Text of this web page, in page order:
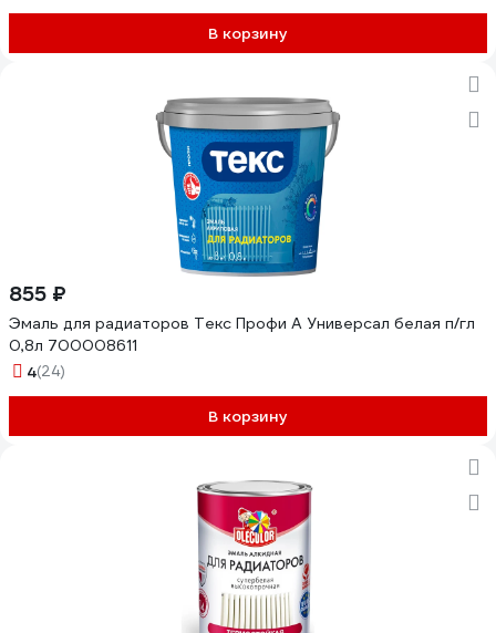
В корзину
855 ₽
Эмаль для радиаторов Текс Профи А Универсал белая п/гл
0,8л 700008611
4(24)
В корзину